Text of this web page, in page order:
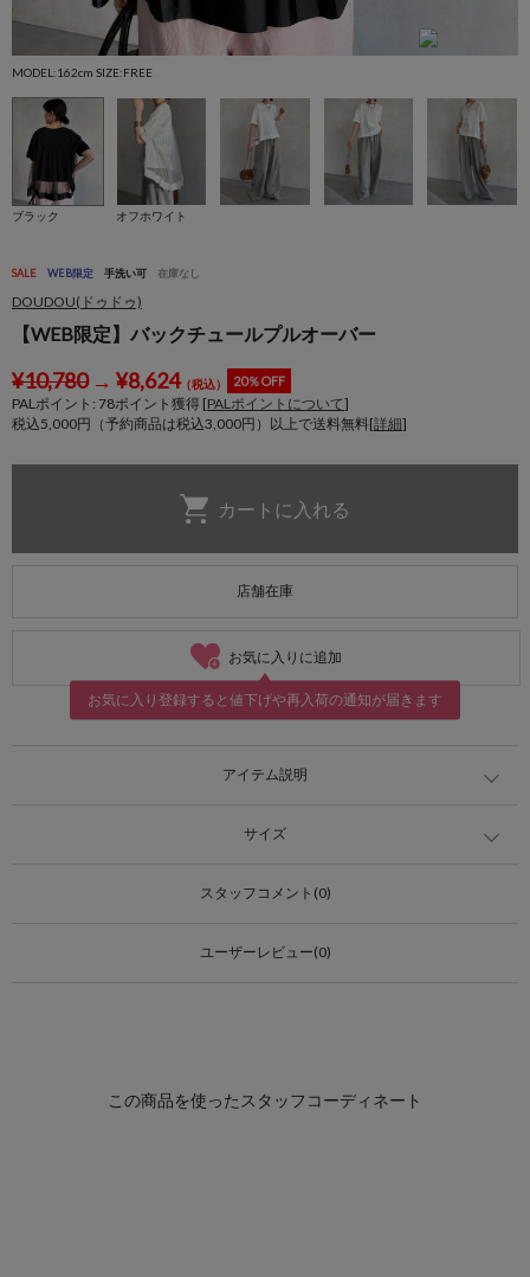
MODEL:162cm SIZE:FREE
ブラック オフホワイト
SALE WEB限定 手洗い可 在庫なし
DOUDOU(ドゥドゥ)
【WEB限定】バックチュールプルオーバー
¥10,780→ ¥8,624（税込） 20％OFF
PALポイント: 78ポイント獲得 [PALポイントについて]
税込5,000円（予約商品は税込3,000円）以上で送料無料[詳細]
店舗在庫
お気に入りに追加
お気に入り登録すると値下げや再入荷の通知が届きます
アイテム説明
サイズ
スタッフコメント(0)
ユーザーレビュー(0)